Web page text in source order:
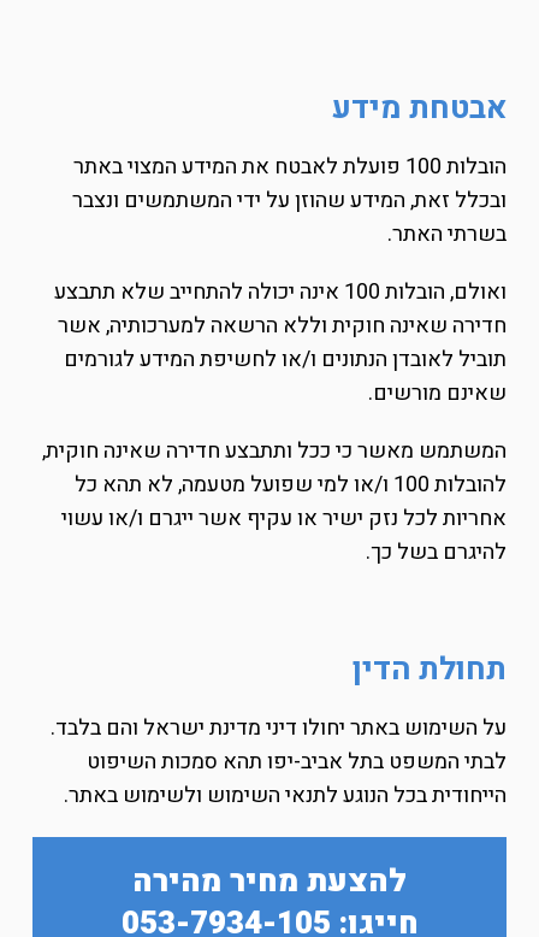
אבטחת מידע
הובלות 100 פועלת לאבטח את המידע המצוי באתר
ובכלל זאת, המידע שהוזן על ידי המשתמשים ונצבר
בשרתי האתר.
ואולם, הובלות 100 אינה יכולה להתחייב שלא תתבצע
חדירה שאינה חוקית וללא הרשאה למערכותיה, אשר
תוביל לאובדן הנתונים ו/או לחשיפת המידע לגורמים
שאינם מורשים.
המשתמש מאשר כי ככל ותתבצע חדירה שאינה חוקית,
להובלות 100 ו/או למי שפועל מטעמה, לא תהא כל
אחריות לכל נזק ישיר או עקיף אשר ייגרם ו/או עשוי
להיגרם בשל כך.
תחולת הדין
על השימוש באתר יחולו דיני מדינת ישראל והם בלבד.
לבתי המשפט בתל אביב-יפו תהא סמכות השיפוט
הייחודית בכל הנוגע לתנאי השימוש ולשימוש באתר.
להצעת מחיר מהירה
חייגו: 053-7934-105